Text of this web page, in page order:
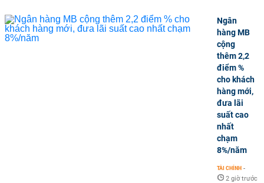
Ngân
hàng MB
cộng
thêm 2,2
điểm %
cho khách
hàng mới,
đưa lãi
suất cao
nhất
chạm
8%/năm
TÀI CHÍNH -
2 giờ trước